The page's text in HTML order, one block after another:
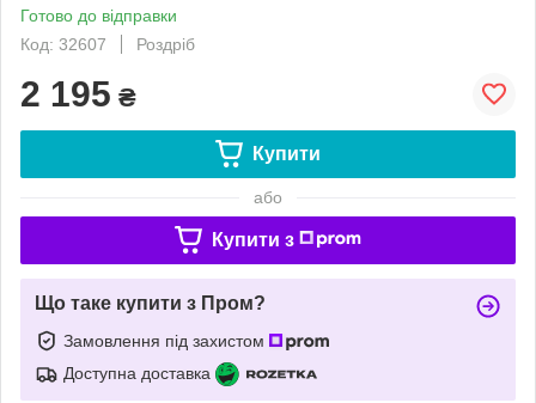
Готово до відправки
Код: 32607
Роздріб
2 195 ₴
Купити
або
Купити з
Що таке купити з Пром?
Замовлення під захистом
Доступна доставка